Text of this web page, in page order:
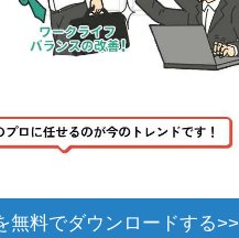
無料でダウンロードする>>